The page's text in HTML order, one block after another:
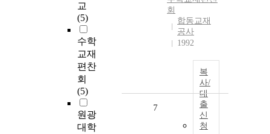
교
(5)
수학
교재
편찬
회
(5)
원광
대학
회
합동교재
공사
1992
복
사/
대
출
신
청
7